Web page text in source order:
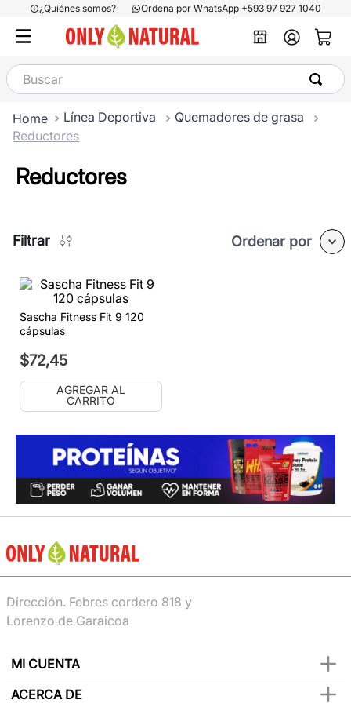
¿Quiénes somos? Ordena por WhatsApp +593 97 927 1040
Buscar
Línea Deportiva
Quemadores de grasa
Reductores
Reductores
Filtrar Ordenar por
Sascha Fitness Fit 9 120
cápsulas
$72,45
AGREGAR AL
CARRITO
Dirección. Febres cordero 818 y
Lorenzo de Garaicoa
MI CUENTA
ACERCA DE